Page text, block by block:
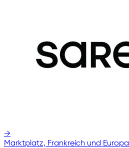
→
Marktplatz, Frankreich und Europa